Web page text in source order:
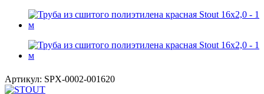
Артикул: SPX-0002-001620